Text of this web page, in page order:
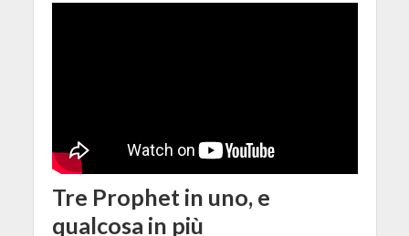
Tre Prophet in uno, e
qualcosa in più